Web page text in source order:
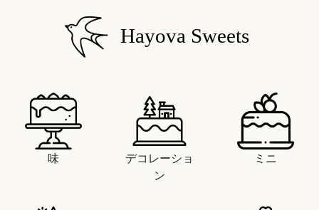
Hayova Sweets
味
デコレーショ
ン
ミニ